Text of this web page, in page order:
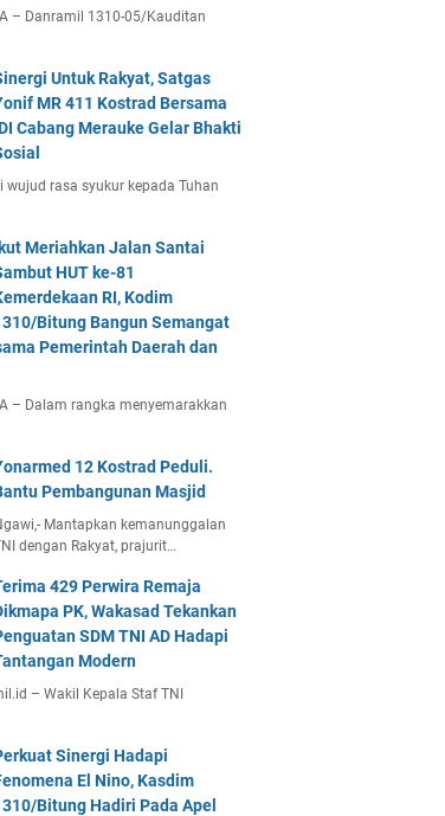
– Danramil 1310-05/Kauditan
Untuk Rakyat, Satgas
MR 411 Kostrad Bersama
Cabang Merauke Gelar Bhakti
wujud rasa syukur kepada Tuhan
Meriahkan Jalan Santai
HUT ke-81
RI, Kodim
Bitung Bangun Semangat
Pemerintah Daerah dan
– Dalam rangka menyemarakkan
12 Kostrad Peduli.
Pembangunan Masjid
Mantapkan kemanunggalan
dengan Rakyat, prajurit…
429 Perwira Remaja
PK, Wakasad Tekankan
SDM TNI AD Hadapi
Modern
– Wakil Kepala Staf TNI
Sinergi Hadapi
El Nino, Kasdim
Bitung Hadiri Pada Apel